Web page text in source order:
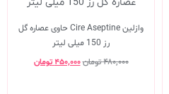
وازلین Cire Aseptine حاوی عصاره گل
رز 150 میلی لیتر
۴۸۰,۰۰۰تومان۴۵۰,۰۰۰تومان